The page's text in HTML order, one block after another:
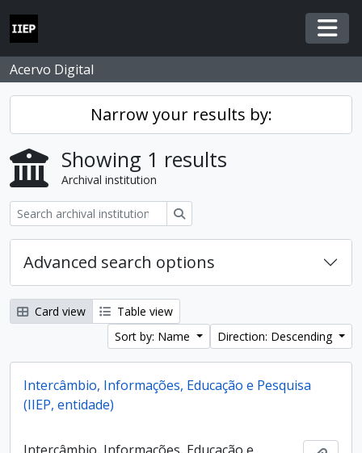
Skip to main content
Acervo Digital
Narrow your results by:
Showing 1 results
Archival institution
Advanced search options
Card view
Table view
Sort by: Name
Direction: Descending
Intercâmbio, Informações, Educação e Pesquisa
(IIEP, entidade)